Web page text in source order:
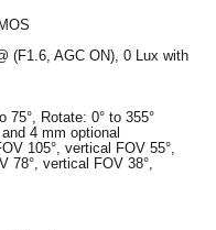
(F1.6, AGC ON), 0 Lux with
75°, Rotate: 0° to 355°
4 mm optional
105°, vertical FOV 55°,
78°, vertical FOV 38°,